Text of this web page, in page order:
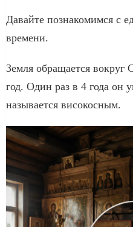
Давайте познакомимся с
времени.
Земля обращается вокруг
год. Один раз в 4 года он
называется високосным.